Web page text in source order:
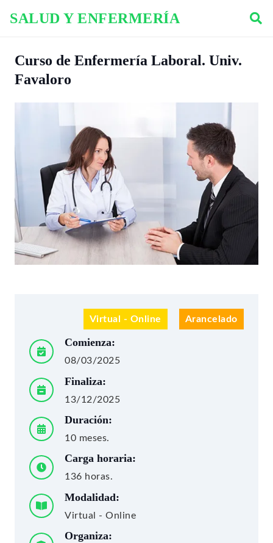
SALUD Y ENFERMERÍA
Curso de Enfermería Laboral. Univ.
Favaloro
Virtual - Online Arancelado
Comienza:
08/03/2025
Finaliza:
13/12/2025
Duración:
10 meses.
Carga horaria:
136 horas.
Modalidad:
Virtual - Online
Organiza: